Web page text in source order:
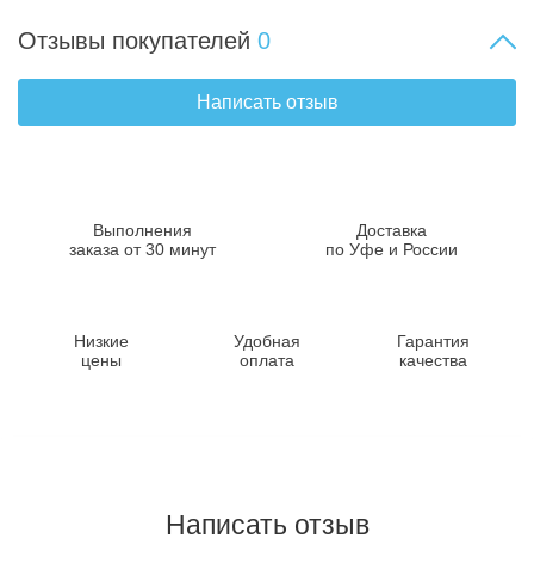
Отзывы покупателей 0
Написать отзыв
Выполнения
заказа от 30 минут
Доставка
по Уфе и России
Низкие
цены
Удобная
оплата
Гарантия
качества
Написать отзыв